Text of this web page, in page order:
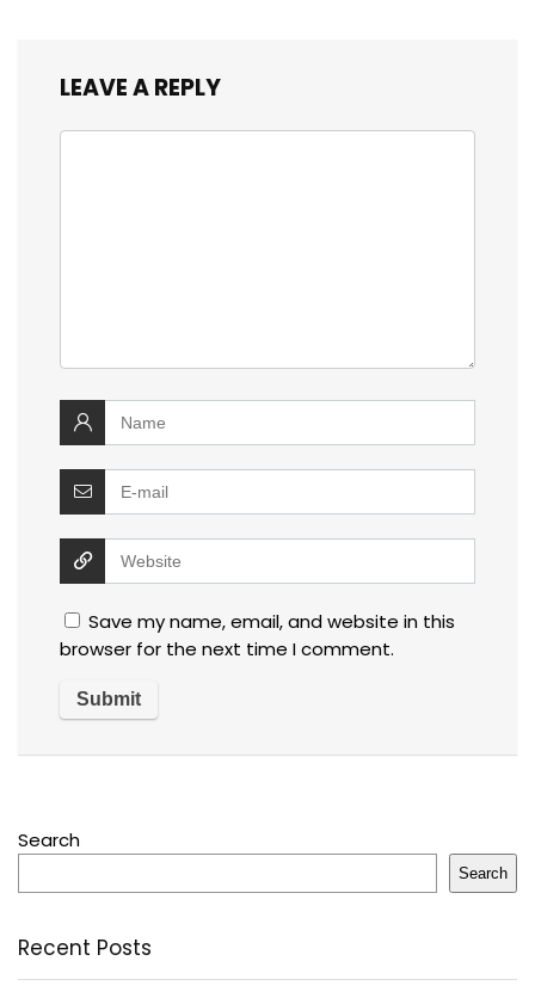
LEAVE A REPLY
Save my name, email, and website in this
browser for the next time I comment.
Search
Search
Recent Posts